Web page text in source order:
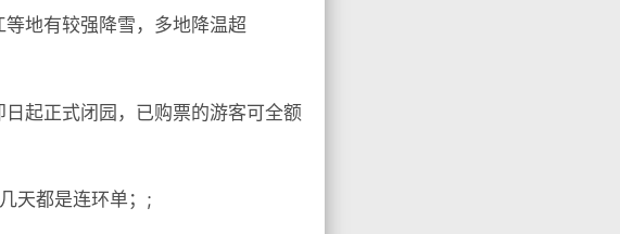
地有较强降雪，多地降温超
起正式闭园，已购票的游客可全额
天都是连环单；;